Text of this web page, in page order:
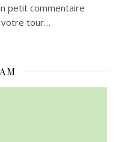
petit commentaire
votre tour…